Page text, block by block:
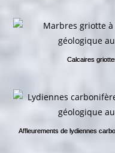
Calcaires
Affleurements de lydiennes